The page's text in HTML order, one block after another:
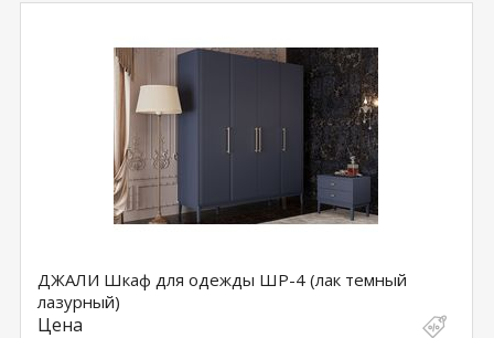
ДЖАЛИ Шкаф для одежды ШР-4 (лак темный
лазурный)
Цена